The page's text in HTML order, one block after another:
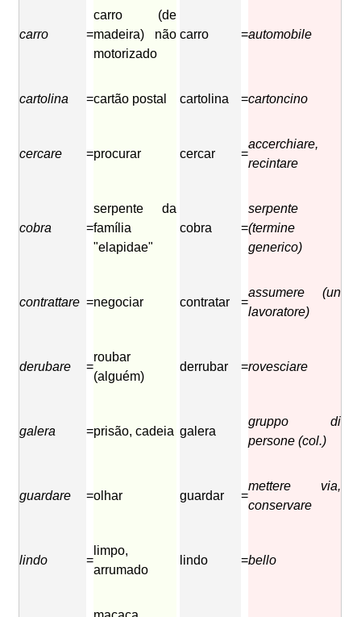
carro =
carro (de
madeira) não
motorizado
carro =automobile
cartolina =cartão postal cartolina =cartoncino
cercare =procurar cercar =
accerchiare,
recintare
cobra =
serpente da
família
"elapidae"
cobra =
serpente
(termine
generico)
contrattare =negociar contratar =
assumere (un
lavoratore)
derubare =
roubar
(alguém)
derrubar =rovesciare
galera =prisão, cadeia galera
gruppo di
persone (col.)
guardare =olhar guardar =
mettere via,
conservare
lindo =
limpo,
arrumado
lindo =bello